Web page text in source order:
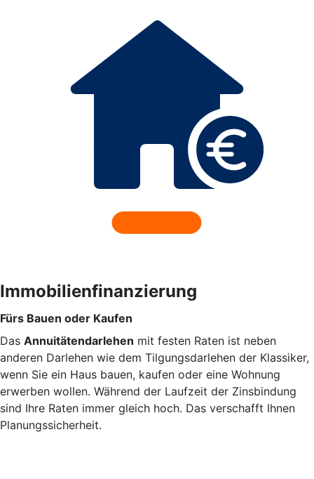
Immobilienfinanzierung
Fürs Bauen oder Kaufen
Das Annuitätendarlehen mit festen Raten ist neben
anderen Darlehen wie dem Tilgungsdarlehen der Klassiker,
wenn Sie ein Haus bauen, kaufen oder eine Wohnung
erwerben wollen. Während der Laufzeit der Zinsbindung
sind Ihre Raten immer gleich hoch. Das verschafft Ihnen
Planungssicherheit.